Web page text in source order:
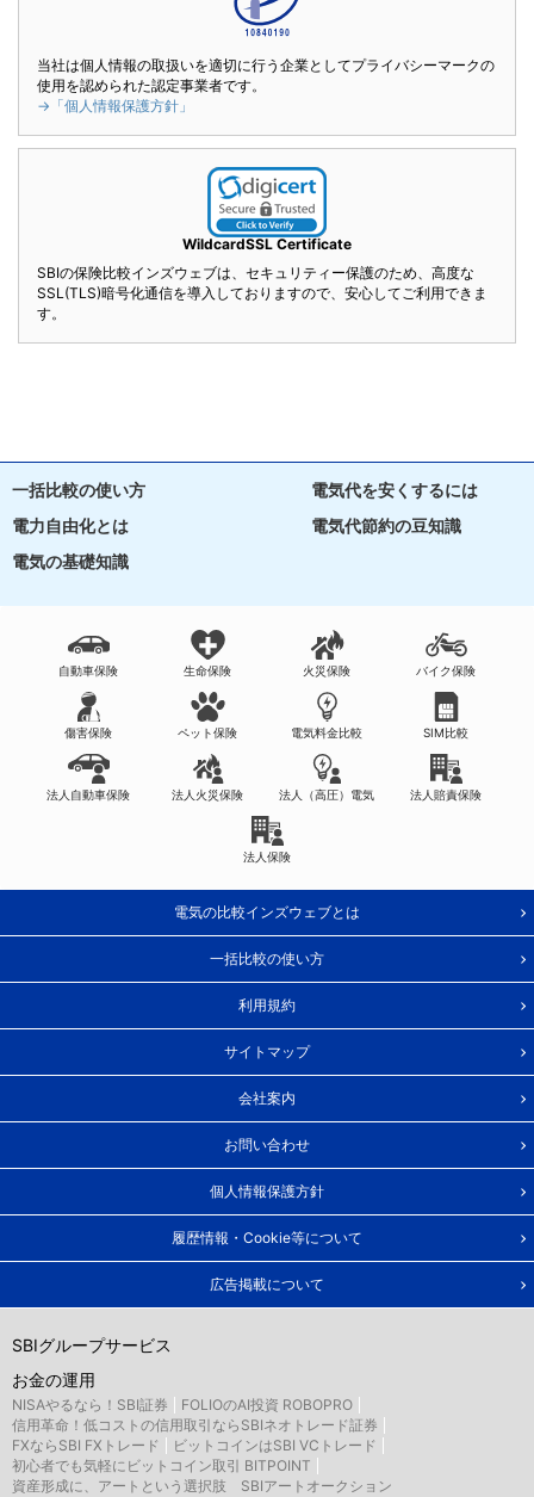
当社は個人情報の取扱いを適切に行う企業としてプライバシーマークの
使用を認められた認定事業者です。
→「個人情報保護方針」
WildcardSSL Certificate
SBIの保険比較インズウェブは、セキュリティー保護のため、高度な
SSL(TLS)暗号化通信を導入しておりますので、安心してご利用できま
す。
一括比較の使い方
電気代を安くするには
電力自由化とは
電気代節約の豆知識
電気の基礎知識
自動車保険 生命保険 火災保険 バイク保険
傷害保険 ペット保険 電気料金比較 SIM比較
法人自動車保険 法人火災保険 法人（高圧）電気 法人賠責保険
法人保険
電気の比較インズウェブとは
一括比較の使い方
利用規約
サイトマップ
会社案内
お問い合わせ
個人情報保護方針
履歴情報・Cookie等について
広告掲載について
SBIグループサービス
お金の運用
NISAやるなら！SBI証券
FOLIOのAI投資 ROBOPRO
信用革命！低コストの信用取引ならSBIネオトレード証券
FXならSBI FXトレード
ビットコインはSBI VCトレード
初心者でも気軽にビットコイン取引 BITPOINT
資産形成に、アートという選択肢 SBIアートオークション